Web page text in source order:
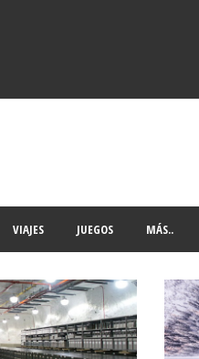
VIAJES JUEGOS MÁS..